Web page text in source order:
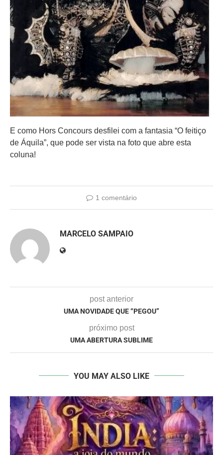
E como Hors Concours desfilei com a fantasia “O feitiço
de Áquila”, que pode ser vista na foto que abre esta
coluna!
1 comentário
MARCELO SAMPAIO
post anterior
UMA NOVIDADE QUE “PEGOU”
próximo post
UMA ABERTURA SUBLIME
YOU MAY ALSO LIKE